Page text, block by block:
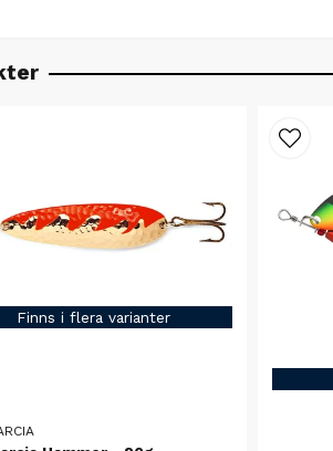
Finns i flera varianter